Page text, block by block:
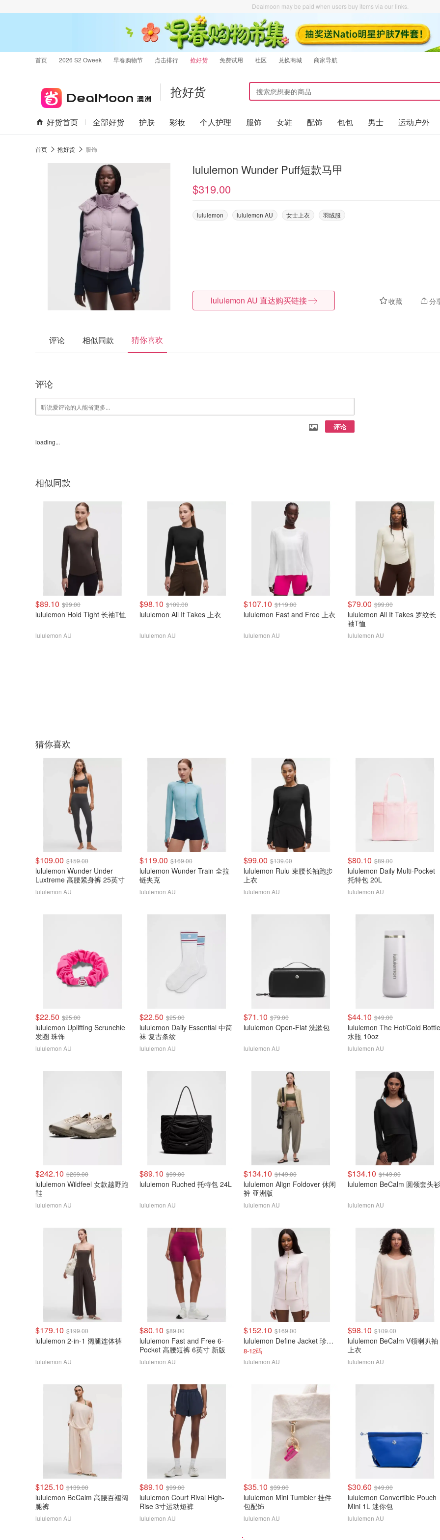
Dealmoon may be paid when users buy items via our links.
首页 2026 S2 Oweek 早春购物节 点击排行 抢好货 免费试用 社区 兑换商城 商家导航
抢好货
好货首页 全部好货 护肤 彩妆 个人护理 服饰 女鞋 配饰 包包 男士 运动户外
首页 抢好货 服饰
lululemon Wunder Puff短款马甲
$319.00
lululemon lululemon AU 女士上衣 羽绒服
收藏 分
lululemon AU 直达购买链接
评论 相似同款 猜你喜欢
评论
评论
loading...
相似同款
$89.10 $99.00
lululemon Hold Tight 长袖T恤
lululemon AU
$98.10 $109.00
lululemon All It Takes 上衣
lululemon AU
$107.10 $119.00
lululemon Fast and Free 上衣
lululemon AU
$79.00 $99.00
lululemon All It Takes 罗纹长
袖T恤
lululemon AU
猜你喜欢
$109.00 $159.00
lululemon Wunder Under
Luxtreme 高腰紧身裤 25英寸
lululemon AU
$119.00 $169.00
lululemon Wunder Train 全拉
链夹克
lululemon AU
$99.00 $139.00
lululemon Rulu 束腰长袖跑步
上衣
lululemon AU
$80.10 $89.00
lululemon Daily Multi-Pocket
托特包 20L
lululemon AU
$22.50 $25.00
lululemon Uplifting Scrunchie
发圈 珠饰
lululemon AU
$22.50 $25.00
lululemon Daily Essential 中筒
袜 复古条纹
lululemon AU
$71.10 $79.00
lululemon Open-Flat 洗漱包
lululemon AU
$44.10 $49.00
lululemon The Hot/Cold Bottle
水瓶 10oz
lululemon AU
$242.10 $269.00
lululemon Wildfeel 女款越野跑
鞋
lululemon AU
$89.10 $99.00
lululemon Ruched 托特包 24L
lululemon AU
$134.10 $149.00
lululemon Align Foldover 休闲
裤 亚洲版
lululemon AU
$134.10 $149.00
lululemon BeCalm 圆领套头衫
lululemon AU
$179.10 $199.00
lululemon 2-in-1 阔腿连体裤
lululemon AU
$80.10 $89.00
lululemon Fast and Free 6-
Pocket 高腰短裤 6英寸 新版
lululemon AU
$152.10 $169.00
lululemon Define Jacket 珍珠粉金拉链
8-12码
lululemon AU
$98.10 $109.00
lululemon BeCalm V领喇叭袖
上衣
lululemon AU
$125.10 $139.00
lululemon BeCalm 高腰百褶阔
腿裤
lululemon AU
$89.10 $99.00
lululemon Court Rival High-
Rise 3寸运动短裤
lululemon AU
$35.10 $39.00
lululemon Mini Tumbler 挂件
包配饰
lululemon AU
$30.60 $49.00
lululemon Convertible Pouch
Mini 1L 迷你包
lululemon AU